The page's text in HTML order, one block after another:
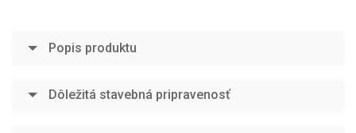
Popis produktu
Dôležitá stavebná pripravenosť